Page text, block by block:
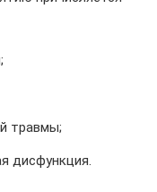
травмы;
дисфункция.